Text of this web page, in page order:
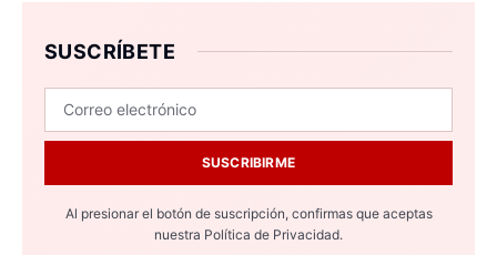
SUSCRÍBETE
SUSCRIBIRME
Al presionar el botón de suscripción, confirmas que aceptas
nuestra Política de Privacidad.